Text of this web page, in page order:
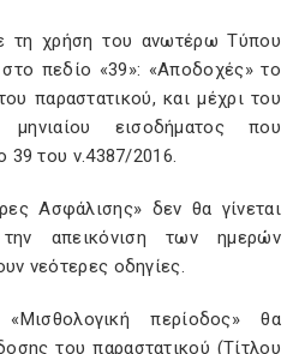
τη χρήση του ανωτέρω Τύπου
πεδίο «39»: «Αποδοχές» το
παραστατικού, και μέχρι του
εισοδήματος που
39 του ν.4387/2016.
Ασφάλισης» δεν θα γίνεται
απεικόνιση των ημερών
νεότερες οδηγίες.
περίοδος» θα
του παραστατικού (Τίτλου